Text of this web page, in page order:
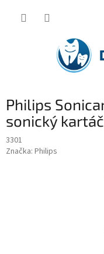
Philips
sonický
3301
Značka: Philips